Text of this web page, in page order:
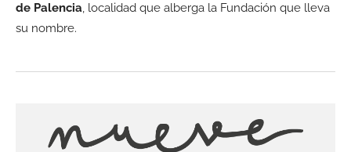
de Palencia, localidad que alberga la Fundación que lleva
su nombre.